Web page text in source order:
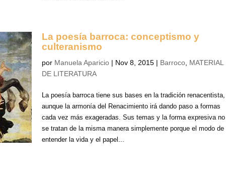
La poesía barroca: conceptismo y
culteranismo
por Manuela Aparicio | Nov 8, 2015 | Barroco MATERIAL
DE LITERATURA
La poesía barroca tiene sus bases en la tradición renacentista,
aunque la armonía del Renacimiento irá dando paso a formas
cada vez más exageradas. Sus temas y la forma expresiva no
se tratan de la misma manera simplemente porque el modo de
entender la vida y el papel...